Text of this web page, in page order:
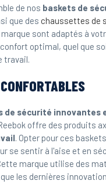
de nos baskets de
que des chaussettes de
sont adaptés à
optimal, quel que
travail.
de sécurité innovantes
offre des produits
. Opter pour ces
se sentir à l'aise et en
marque utilise des
les dernières